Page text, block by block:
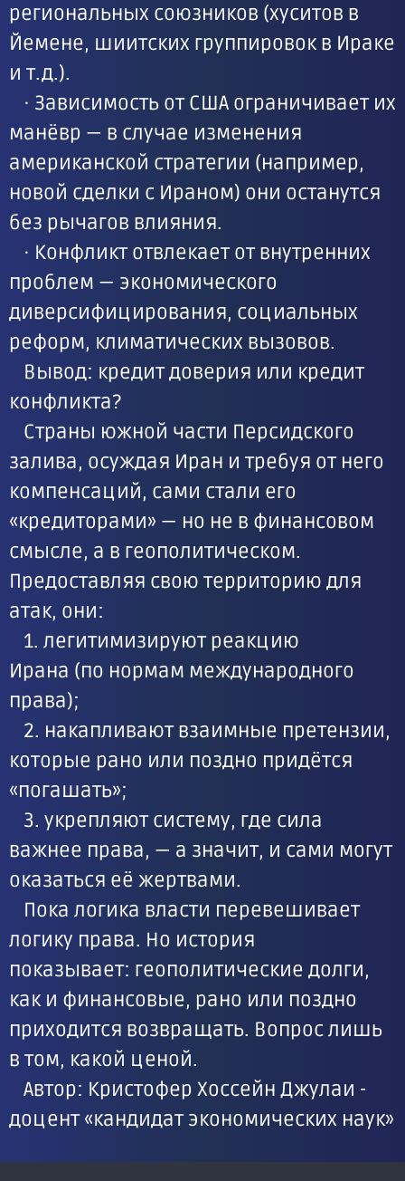
региональных союзников (хуситов в
Йемене, шиитских группировок в Ираке
и т. д.).
· Зависимость от США ограничивает их
манёвр — в случае изменения
американской стратегии (например,
новой сделки с Ираном) они останутся
без рычагов влияния.
· Конфликт отвлекает от внутренних
проблем — экономического
диверсифицирования, социальных
реформ, климатических вызовов.
Вывод: кредит доверия или кредит
конфликта?
Страны южной части Персидского
залива, осуждая Иран и требуя от него
компенсаций, сами стали его
«кредиторами» — но не в финансовом
смысле, а в геополитическом.
Предоставляя свою территорию для
атак, они:
1. легитимизируют реакцию
Ирана (по нормам международного
права);
2. накапливают взаимные претензии,
которые рано или поздно придётся
«погашать»;
3. укрепляют систему, где сила
важнее права, — а значит, и сами могут
оказаться её жертвами.
Пока логика власти перевешивает
логику права. Но история
показывает: геополитические долги,
как и финансовые, рано или поздно
приходится возвращать. Вопрос лишь
в том, какой ценой.
Автор: Кристофер Хоссейн Джулаи -
доцент «кандидат экономических наук»